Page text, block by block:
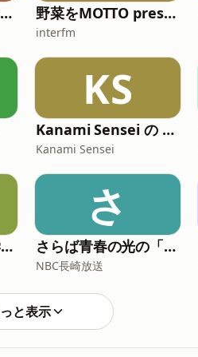
ナチュラルスパ presents TOKYO SAUNAR'S GARDEN 野菜をMOTTO presents スープのじかん。
interfm
KS
Kanami Sensei の Nihongo: JLPT N5
Kanami Sensei
なみすけ団電磁気学部のアニメわくわく研究室
さ
さらば青春の光の「青春デストロイヤー」
NBC長崎放送
と表示